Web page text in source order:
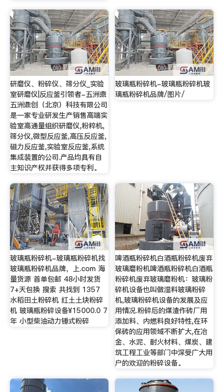
研磨仪、粉碎仪、筛分仪_实验
室研磨仪|反应釜引领者-五洲鼎
五洲鼎创（北京）科技有限公司
是一家专业研发生产销售高端实
验室高通量组织研磨仪,粉粹机,
筛分仪,微型反应釜,高压反应釜,
磁力反应釜,实验室反应釜,系统
集成装置的公司.产品均具有自
主知识产权并获得多项专利。
玻璃瓶粉碎机-玻璃瓶粉碎机玻
璃瓶粉碎机品牌/图片/
玻璃瓶粉碎机-玻璃瓶粉碎机找
玻璃瓶粉碎机品牌，上.com 海
量货源 首单包邮 48小时发货
7+天包换 搜索 共找到 1357
水稻田土粉碎机 红土土块粉碎
机 玻璃瓶粉碎设备¥15000.0 7
年 小型柴油动力锤式粉碎
啤酒瓶粉碎机白酒瓶粉碎机废弃
玻璃磨粉机啤酒瓶粉碎机白酒瓶
粉碎机废弃玻璃磨粉机：玻璃粉
碎机设备也叫做湿料玻璃粉碎
机,玻璃粉碎机设备的发展及应
用情况.粉碎后的煤渣作砖厂用
添加料、内燃料良好特性,在环
保砖的应用领域不断扩大,在冶
金、水泥、耐火材料、煤炭、建
筑工程工业等部门中深受广大用
户的欢迎的粉碎设备。